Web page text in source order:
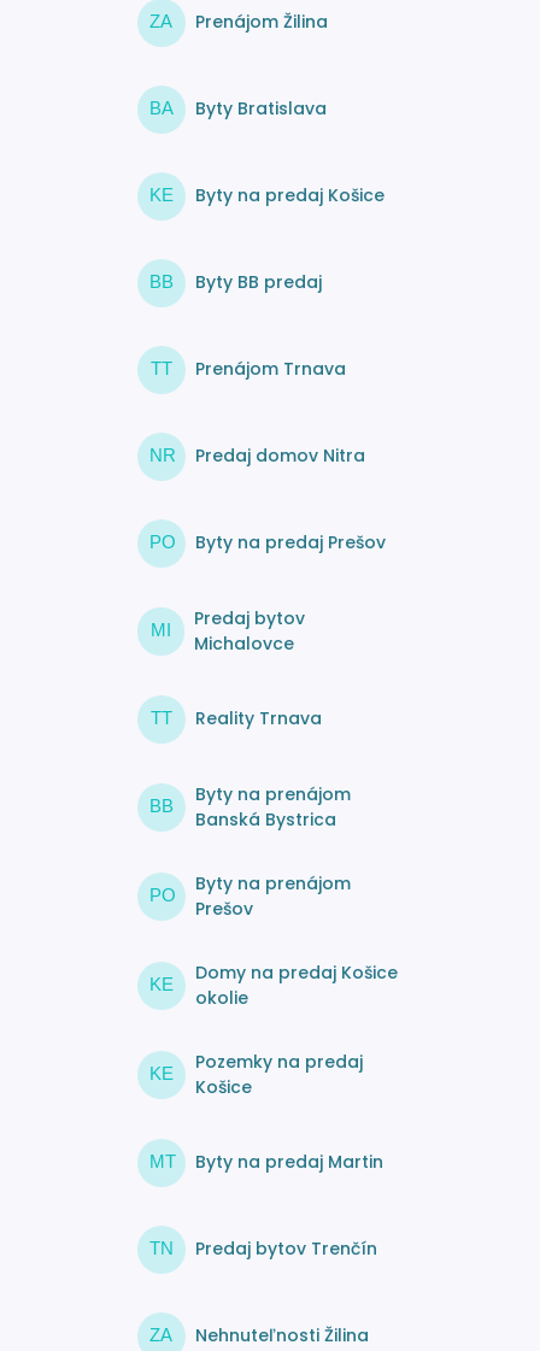
ZA Prenájom Žilina
BA Byty Bratislava
KE Byty na predaj Košice
BB Byty BB predaj
TT Prenájom Trnava
NR Predaj domov Nitra
PO Byty na predaj Prešov
MI
Predaj bytov
Michalovce
TT Reality Trnava
BB
Byty na prenájom
Banská Bystrica
PO
Byty na prenájom
Prešov
KE
Domy na predaj Košice
okolie
KE
Pozemky na predaj
Košice
MT Byty na predaj Martin
TN Predaj bytov Trenčín
ZA Nehnuteľnosti Žilina